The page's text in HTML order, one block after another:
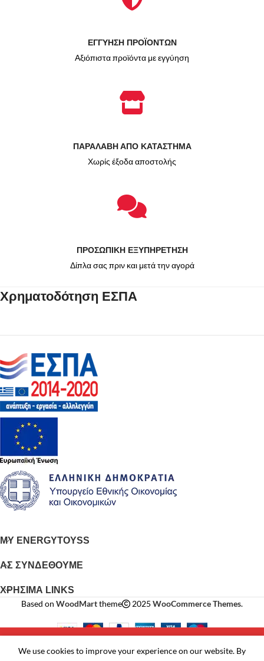
ΕΜΑΣ ΣΕ 24 ΩΡΕΣ, ΕΝΤΟΣ ΔΗΜΟΥ ΔΕΛΤΑ
ΕΓΓΥΗΣΗ ΠΡΟΪΟΝΤΩΝ
Αξιόπιστα προϊόντα με εγγύηση
ΠΑΡΑΛΑΒΗ ΑΠΟ ΚΑΤΑΣΤΗΜΑ
Χωρίς έξοδα αποστολής
ΠΡΟΣΩΠΙΚΗ ΕΞΥΠΗΡΕΤΗΣΗ
Δίπλα σας πριν και μετά την αγορά
Χρηματοδότηση ΕΣΠΑ
MY ENERGYTOYSS
ΑΣ ΣΥΝΔΕΘΟΥΜΕ
ΧΡΗΣΙΜΑ LINKS
Based on WoodMarttheme 2025 WooCommerce Themes.
We use cookies to improve your experience on our website. By